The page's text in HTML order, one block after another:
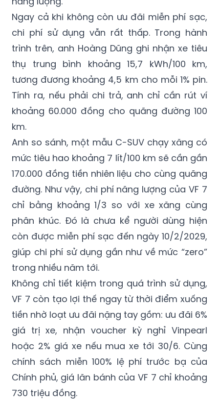
Ngay cả khi không còn ưu đãi miễn phí sạc,
chi phí sử dụng vẫn rất thấp. Trong hành
trình trên, anh Hoàng Dũng ghi nhận xe tiêu
thụ trung bình khoảng 15,7 kWh/100 km,
tương đương khoảng 4,5 km cho mỗi 1% pin.
Tính ra, nếu phải chi trả, anh chỉ cần rút ví
khoảng 60.000 đồng cho quãng đường 100
km.
Anh so sánh, một mẫu C-SUV chạy xăng có
mức tiêu hao khoảng 7 lít/100 km sẽ cần gần
170.000 đồng tiền nhiên liệu cho cùng quãng
đường. Như vậy, chi phí năng lượng của VF 7
chỉ bằng khoảng 1/3 so với xe xăng cùng
phân khúc. Đó là chưa kể người dùng hiện
còn được miễn phí sạc đến ngày 10/2/2029,
giúp chi phí sử dụng gần như về mức “zero”
trong nhiều năm tới.
Không chỉ tiết kiệm trong quá trình sử dụng,
VF 7 còn tạo lợi thế ngay từ thời điểm xuống
tiền nhờ loạt ưu đãi nặng tay gồm: ưu đãi 6%
giá trị xe, nhận voucher kỳ nghỉ Vinpearl
hoặc 2% giá xe nếu mua xe tới 30/6. Cùng
chính sách miễn 100% lệ phí trước bạ của
Chính phủ, giá lăn bánh của VF 7 chỉ khoảng
730 triệu đồng.